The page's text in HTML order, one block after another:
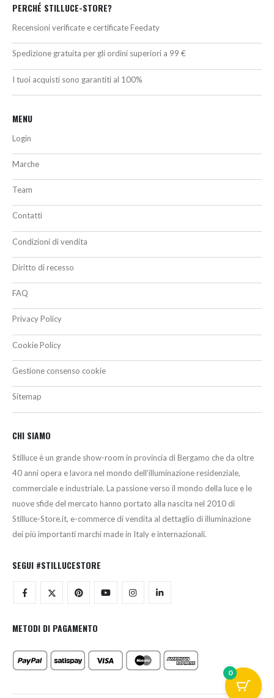
PERCHÉ STILLUCE-STORE?
Recensioni verificate e certificate Feedaty
Spedizione gratuita per gli ordini superiori a 99 €
I tuoi acquisti sono garantiti al 100%
MENU
Login
Marche
Team
Contatti
Condizioni di vendita
Diritto di recesso
FAQ
Privacy Policy
Cookie Policy
Gestione consenso cookie
Sitemap
CHI SIAMO
Stilluce è un grande show-room in provincia di Bergamo che da oltre
40 anni opera e lavora nel mondo dell’illuminazione residenziale,
commerciale e industriale. La passione verso il mondo della luce e le
nuove sfide del mercato hanno portato alla nascita nel 2010 di
Stilluce-Store.it, e-commerce di vendita al dettaglio di illuminazione
dei più importanti marchi made in Italy e internazionali.
SEGUI #STILLUCESTORE
METODI DI PAGAMENTO
0